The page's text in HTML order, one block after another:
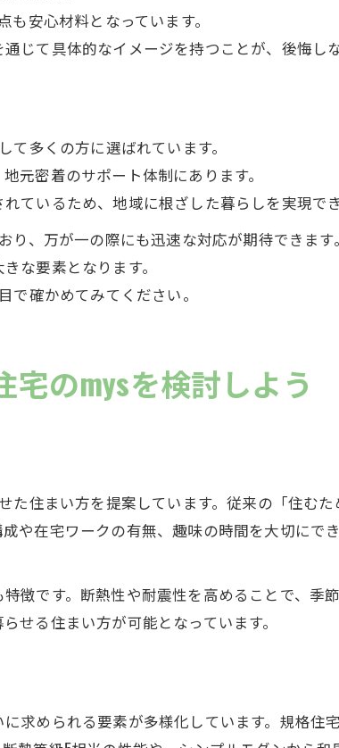
安心材料となっています。
じて具体的なイメージを持つことが、後悔し
多くの方に選ばれています。
元密着のサポート体制にあります。
ているため、地域に根ざした暮らしを実現で
、万が一の際にも迅速な対応が期待できます。
な要素となります。
で確かめてみてください。
のmysを検討しよう
た住まい方を提案しています。従来の「住む
や在宅ワークの有無、趣味の時間を大切にで
徴です。断熱性や耐震性を高めることで、季
せる住まい方が可能となっています。
求められる要素が多様化しています。規格住